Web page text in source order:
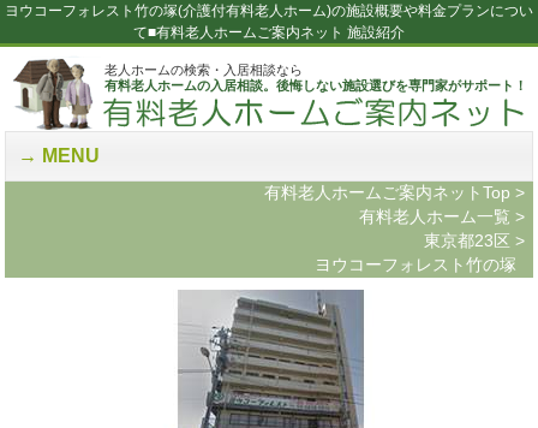
ヨウコーフォレスト竹の塚(介護付有料老人ホーム)の施設概要や料金プランについ
て■有料老人ホームご案内ネット 施設紹介
老人ホームの検索・入居相談なら
有料老人ホームの入居相談。後悔しない施設選びを専門家がサポート！
MENU
有料老人ホームご案内ネットTop >
有料老人ホーム一覧 >
東京都23区 >
ヨウコーフォレスト竹の塚